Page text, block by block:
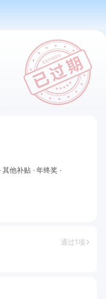
其他补贴
年终奖
通过1项